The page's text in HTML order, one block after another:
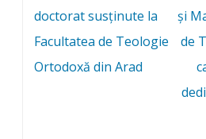
navigation
doctorat susținute la
Facultatea de Teologie
Ortodoxă din Arad
și
de